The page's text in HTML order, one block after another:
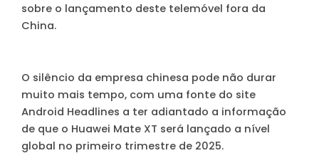
sobre o lançamento deste telemóvel fora da
China.
O silêncio da empresa chinesa pode não durar
muito mais tempo, com uma fonte do site
Android Headlines a ter adiantado a informação
de que o Huawei Mate XT será lançado a nível
global no primeiro trimestre de 2025.